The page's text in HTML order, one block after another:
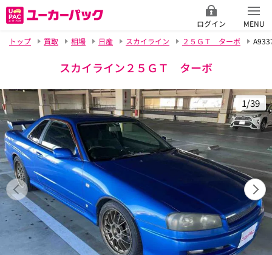
ログイン
MENU
トップ
買取 相場 日産 スカイライン ２５ＧＴ ターボ
スカイライン２５ＧＴ ターボ
1/39